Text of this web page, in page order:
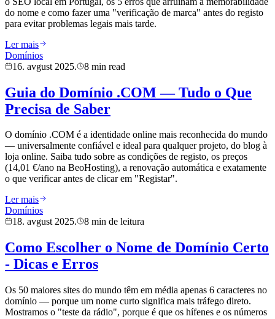
do nome e como fazer uma "verificação de marca" antes do registo
para evitar problemas legais mais tarde.
Ler mais
Domínios
16. avgust 2025.
8 min read
Guia do Domínio .COM — Tudo o Que
Precisa de Saber
O domínio .COM é a identidade online mais reconhecida do mundo
— universalmente confiável e ideal para qualquer projeto, do blog à
loja online. Saiba tudo sobre as condições de registo, os preços
(14,01 €/ano na BeoHosting), a renovação automática e exatamente
o que verificar antes de clicar em "Registar".
Ler mais
Domínios
18. avgust 2025.
8 min de leitura
Como Escolher o Nome de Domínio Certo
- Dicas e Erros
Os 50 maiores sites do mundo têm em média apenas 6 caracteres no
domínio — porque um nome curto significa mais tráfego direto.
Mostramos o "teste da rádio", porque é que os hífenes e os números